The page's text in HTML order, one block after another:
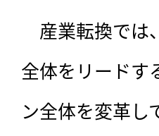
産業転換では
全体をリードす
ン全体を変革し